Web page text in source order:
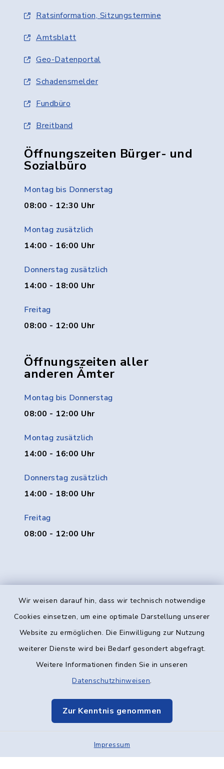
Wir weisen darauf hin, dass wir technisch notwendige
Cookies einsetzen, um eine optimale Darstellung unserer
Website zu ermöglichen. Die Einwilligung zur Nutzung
weiterer Dienste wird bei Bedarf gesondert abgefragt.
Weitere Informationen finden Sie in unseren
Datenschutzhinweisen.
Zur Kenntnis genommen
Impressum
Ratsinformation, Sitzungstermine
Amtsblatt
Geo-Datenportal
Schadensmelder
Fundbüro
Breitband
Öffnungszeiten Bürger- und
Sozialbüro
Montag bis Donnerstag
08:00 - 12:30 Uhr
Montag zusätzlich
14:00 - 16:00 Uhr
Donnerstag zusätzlich
14:00 - 18:00 Uhr
Freitag
08:00 - 12:00 Uhr
Öffnungszeiten aller
anderen Ämter
Montag bis Donnerstag
08:00 - 12:00 Uhr
Montag zusätzlich
14:00 - 16:00 Uhr
Donnerstag zusätzlich
14:00 - 18:00 Uhr
Freitag
08:00 - 12:00 Uhr
Kontakt
Datenschutz
Elektronische Kommunikation
Sitemap